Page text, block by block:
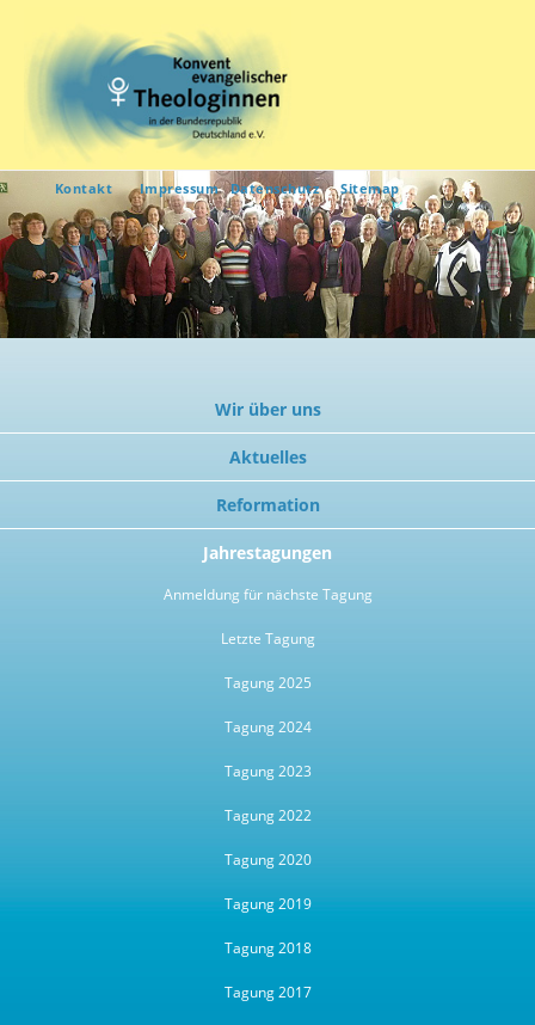
Kontakt Impressum Datenschutz Sitemap
Wir über uns
Aktuelles
Reformation
Jahrestagungen
Anmeldung für nächste Tagung
Letzte Tagung
Tagung 2025
Tagung 2024
Tagung 2023
Tagung 2022
Tagung 2020
Tagung 2019
Tagung 2018
Tagung 2017